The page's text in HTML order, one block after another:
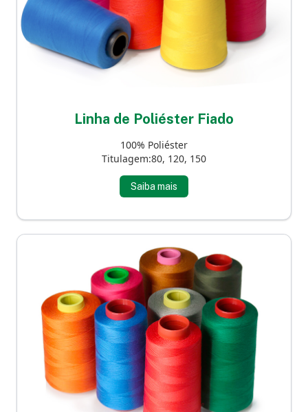
Linha de Poliéster Fiado
100% Poliéster
Titulagem:80, 120, 150
Saiba mais